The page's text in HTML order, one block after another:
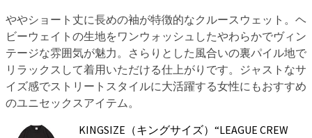
ややショート丈に長めの袖が特徴的なクルースウェット。ヘ
ビーウェイトの生地をワンウォッシュしたやわらかでヴィン
テージな雰囲気が魅力。さらりとした風合いの裏パイル地で
リラックスして着用いただける仕上がりです。ジャストなサ
イズ感でストリートスタイルに大活躍する女性にもおすすめ
のユニセックスアイテム。
KINGSIZE（キングサイズ）“LEAGUE CREW